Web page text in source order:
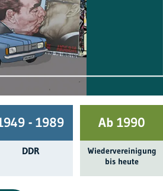
- 1989
DDR
Ab 1990
Wieder­ver­einigung
bis heute